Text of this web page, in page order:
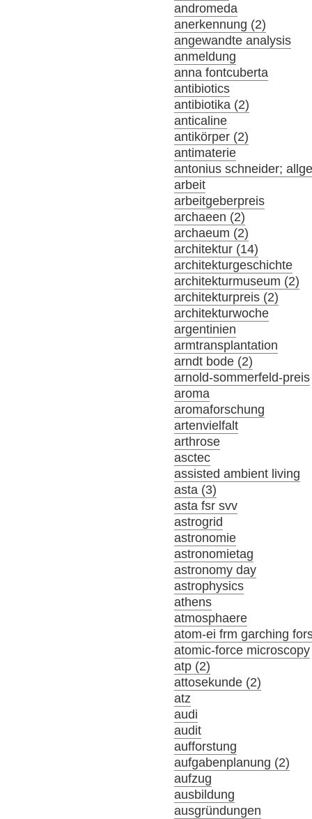
andromeda
anerkennung (2)
angewandte analysis
anmeldung
anna fontcuberta
antibiotics
antibiotika (2)
anticaline
antikörper (2)
antimaterie
antonius schneider;
arbeit
arbeitgeberpreis
archaeen (2)
archaeum (2)
architektur (14)
architekturgeschichte
architekturmuseum (2)
architekturpreis (2)
architekturwoche
argentinien
armtransplantation
arndt bode (2)
arnold-sommerfeld-preis
aroma
aromaforschung
artenvielfalt
arthrose
asctec
assisted ambient living
asta (3)
asta fsr svv
astrogrid
astronomie
astronomietag
astronomy day
astrophysics
athens
atmosphaere
atom-ei frm garching
atomic-force microscopy
atp (2)
attosekunde (2)
atz
audi
audit
aufforstung
aufgabenplanung (2)
aufzug
ausbildung
ausgründungen